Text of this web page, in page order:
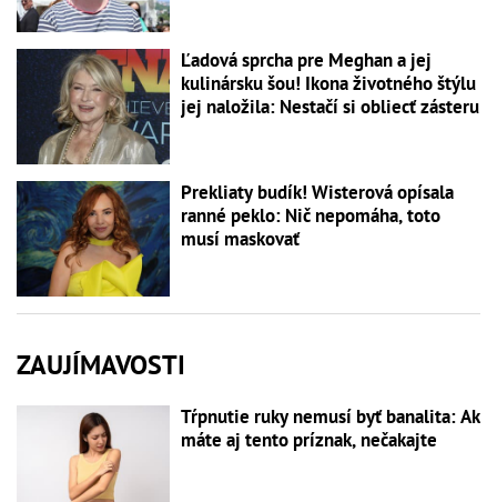
Ľadová sprcha pre Meghan a jej
kulinársku šou! Ikona životného štýlu
jej naložila: Nestačí si obliecť zásteru
Prekliaty budík! Wisterová opísala
ranné peklo: Nič nepomáha, toto
musí maskovať
ZAUJÍMAVOSTI
Tŕpnutie ruky nemusí byť banalita: Ak
máte aj tento príznak, nečakajte